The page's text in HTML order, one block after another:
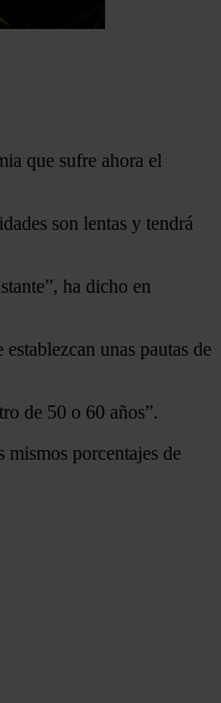
que sufre ahora el
son lentas y tendrá
ha dicho en
unas pautas de
de 50 o 60 años”.
mismos porcentajes de